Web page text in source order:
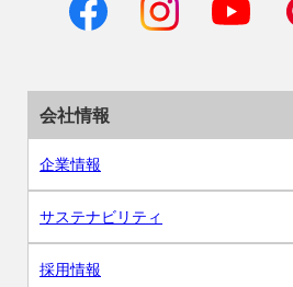
会社情報
企業情報
サステナビリティ
採用情報